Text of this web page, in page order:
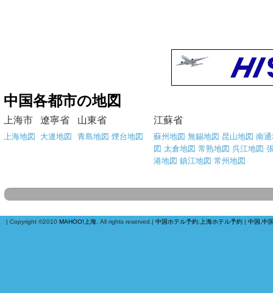
中国各都市の地図
上海市 遼寧省 山東省 江蘇省
上海地図 大連地図 青島地図 煙台地図 蘇州地図 無錫地図 昆山地図 南
図 太倉地図 常熟地図 呉江地図
港地図 鎮江地図 常州地図
| Copyright ©2010 MAHOO!上海 , All rights reserved.| 中国ホテル予約: 上海ホテル予約 | 中国,中